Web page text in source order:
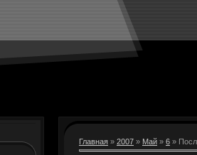
Главная » 2007 » Май » 6 »